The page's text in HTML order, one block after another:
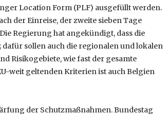
Location Form (PLF) ausgefüllt werden.
der Einreise, der zweite sieben Tage
Regierung hat angekündigt, dass die
sollen auch die regionalen und lokalen
Risikogebiete, wie fast der gesamte
weit geltenden Kriterien ist auch Belgien
der Schutzmaßnahmen. Bundestag